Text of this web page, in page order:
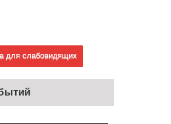
для слабовидящих